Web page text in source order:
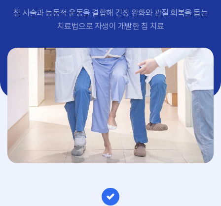
#교통사고후유증 #허리디스크 #목디스크
#추나요법
침 시술과 능동적 운동을 결합해 긴장 완화와 관절 회복을 돕는
치료법으로 자생이 개발한 침 치료